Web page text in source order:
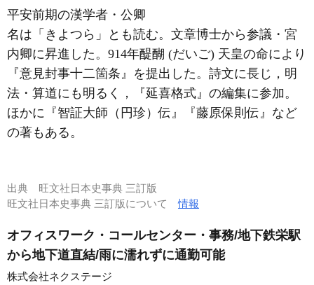
平安前期の漢学者・公卿
名は「きよつら」とも読む。文章博士から参議・宮
内卿に昇進した。914年醍醐 (だいご) 天皇の命により
『意見封事十二箇条』を提出した。詩文に長じ，明
法・算道にも明るく，『延喜格式』の編集に参加。
ほかに『智証大師（円珍）伝』『藤原保則伝』など
の著もある。
出典 旺文社日本史事典 三訂版
旺文社日本史事典 三訂版について情報
オフィスワーク・コールセンター・事務/地下鉄栄駅
から地下道直結/雨に濡れずに通勤可能
株式会社ネクステージ